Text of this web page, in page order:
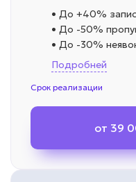
• До +40%
• До -50%
• До -30%
Подробней
Срок реализации
от 39